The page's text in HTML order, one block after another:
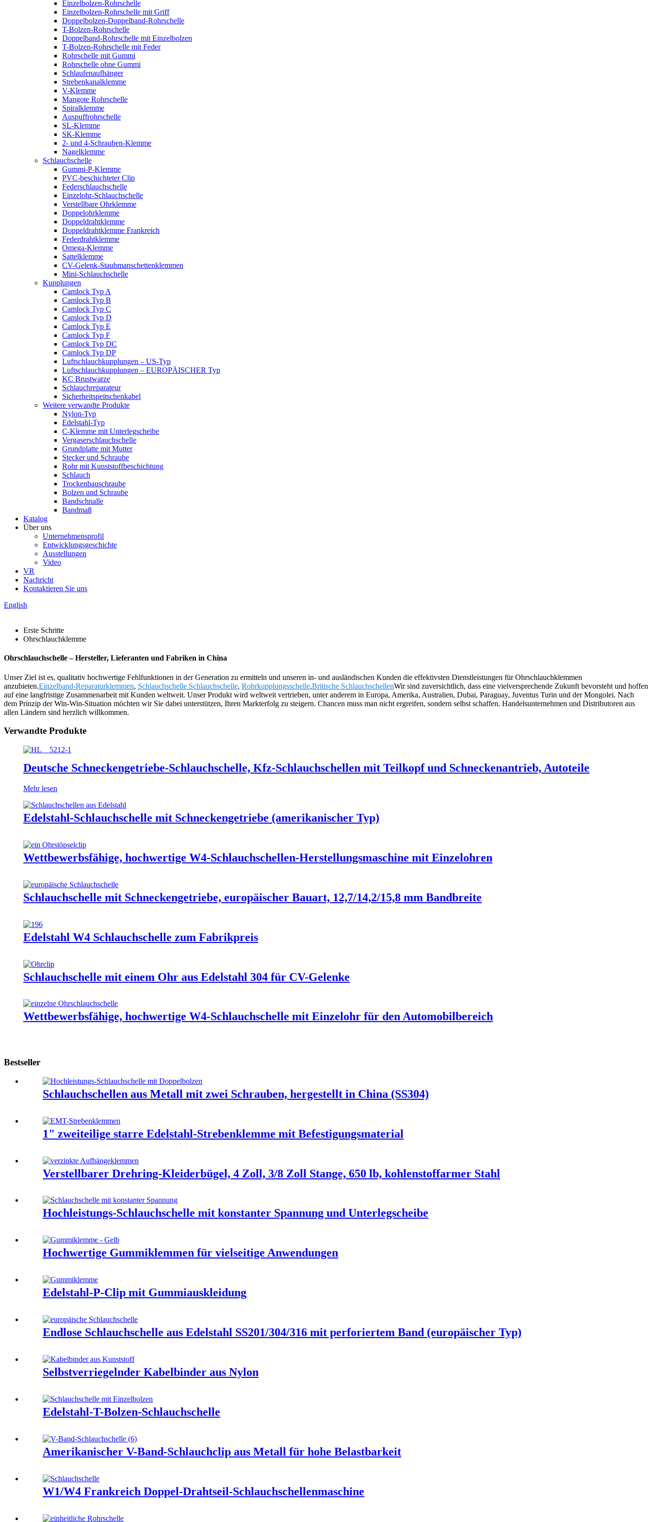
Einzelbolzen-Rohrschelle
Einzelbolzen-Rohrschelle mit Griff
Doppelbolzen-Doppelband-Rohrschelle
T-Bolzen-Rohrschelle
Doppelband-Rohrschelle mit Einzelbolzen
T-Bolzen-Rohrschelle mit Feder
Rohrschelle mit Gummi
Rohrschelle ohne Gummi
Schlaufenaufhänger
Strebenkanalklemme
V-Klemme
Mangote Rohrschelle
Spiralklemme
Auspuffrohrschelle
SL-Klemme
SK-Klemme
2- und 4-Schrauben-Klemme
Nagelklemme
Schlauchschelle
Gummi-P-Klemme
PVC-beschichteter Clip
Federschlauchschelle
Einzelohr-Schlauchschelle
Verstellbare Ohrklemme
Doppelohrklemme
Doppeldrahtklemme
Doppeldrahtklemme Frankreich
Federdrahtklemme
Omega-Klemme
Sattelklemme
CV-Gelenk-Staubmanschettenklemmen
Mini-Schlauchschelle
Kupplungen
Camlock Typ A
Camlock Typ B
Camlock Typ C
Camlock Typ D
Camlock Typ E
Camlock Typ F
Camlock Typ DC
Camlock Typ DP
Luftschlauchkupplungen – US-Typ
Luftschlauchkupplungen – EUROPÄISCHER Typ
KC Brustwarze
Schlauchreparateur
Sicherheitspeitschenkabel
Weitere verwandte Produkte
Nylon-Typ
Edelstahl-Typ
C-Klemme mit Unterlegscheibe
Vergaserschlauchschelle
Grundplatte mit Mutter
Stecker und Schraube
Rohr mit Kunststoffbeschichtung
Schlauch
Trockenbauschraube
Bolzen und Schraube
Bandschnalle
Bandmaß
Katalog
Über uns
Unternehmensprofil
Entwicklungsgeschichte
Ausstellungen
Video
VR
Nachricht
Kontaktieren Sie uns
English
Erste Schritte
Ohrschlauchklemme
Ohrschlauchschelle – Hersteller, Lieferanten und Fabriken in China
Unser Ziel ist es, qualitativ hochwertige Fehlfunktionen in der Generation zu ermitteln und unseren in- und ausländischen Kunden die effektivsten Dienstleistungen für Ohrschlauchklemmen
anzubieten.Einzelband-Reparaturklemmen, Schlauchschelle Schlauchschelle, Rohrkupplungsschelle,Britische SchlauchschellenWir sind zuversichtlich, dass eine vielversprechende Zukunft bevorsteht und hoffen
auf eine langfristige Zusammenarbeit mit Kunden weltweit. Unser Produkt wird weltweit vertrieben, unter anderem in Europa, Amerika, Australien, Dubai, Paraguay, Juventus Turin und der Mongolei. Nach
dem Prinzip der Win-Win-Situation möchten wir Sie dabei unterstützen, Ihren Markterfolg zu steigern. Chancen muss man nicht ergreifen, sondern selbst schaffen. Handelsunternehmen und Distributoren aus
allen Ländern sind herzlich willkommen.
Verwandte Produkte
Deutsche Schneckengetriebe-Schlauchschelle, Kfz-Schlauchschellen mit Teilkopf und Schneckenantrieb, Autoteile
Mehr lesen
Edelstahl-Schlauchschelle mit Schneckengetriebe (amerikanischer Typ)
Wettbewerbsfähige, hochwertige W4-Schlauchschellen-Herstellungsmaschine mit Einzelohren
Schlauchschelle mit Schneckengetriebe, europäischer Bauart, 12,7/14,2/15,8 mm Bandbreite
Edelstahl W4 Schlauchschelle zum Fabrikpreis
Schlauchschelle mit einem Ohr aus Edelstahl 304 für CV-Gelenke
Wettbewerbsfähige, hochwertige W4-Schlauchschelle mit Einzelohr für den Automobilbereich
Bestseller
Schlauchschellen aus Metall mit zwei Schrauben, hergestellt in China (SS304)
1" zweiteilige starre Edelstahl-Strebenklemme mit Befestigungsmaterial
Verstellbarer Drehring-Kleiderbügel, 4 Zoll, 3/8 Zoll Stange, 650 lb, kohlenstoffarmer Stahl
Hochleistungs-Schlauchschelle mit konstanter Spannung und Unterlegscheibe
Hochwertige Gummiklemmen für vielseitige Anwendungen
Edelstahl-P-Clip mit Gummiauskleidung
Endlose Schlauchschelle aus Edelstahl SS201/304/316 mit perforiertem Band (europäischer Typ)
Selbstverriegelnder Kabelbinder aus Nylon
Edelstahl-T-Bolzen-Schlauchschelle
Amerikanischer V-Band-Schlauchclip aus Metall für hohe Belastbarkeit
W1/W4 Frankreich Doppel-Drahtseil-Schlauchschellenmaschine